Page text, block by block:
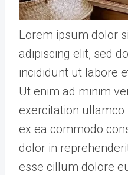
Lorem ipsum dolor
adipiscing elit, sed
incididunt ut labore
Ut enim ad minim
exercitation ullamco
ex ea commodo
dolor in
esse cillum dolore